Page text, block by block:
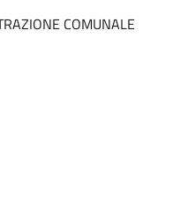
COMUNALE